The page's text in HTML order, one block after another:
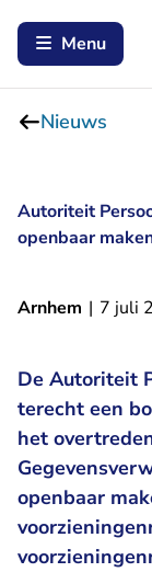
Menu
Nieuws
Autoriteit
openbaar
Arnhem | 7 juli
De Autoriteit
terecht een
het
openbaar